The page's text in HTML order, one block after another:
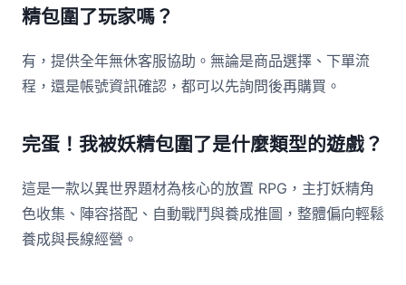
精包圍了玩家嗎？
有，提供全年無休客服協助。無論是商品選擇、下單流
程，還是帳號資訊確認，都可以先詢問後再購買。
完蛋！我被妖精包圍了是什麼類型的遊戲？
這是一款以異世界題材為核心的放置 RPG，主打妖精角
色收集、陣容搭配、自動戰鬥與養成推圖，整體偏向輕鬆
養成與長線經營。